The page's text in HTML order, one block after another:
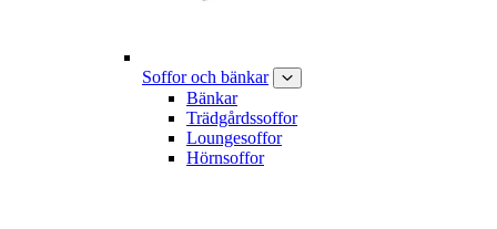
Soffor och bänkar
Bänkar
Trädgårdssoffor
Loungesoffor
Hörnsoffor